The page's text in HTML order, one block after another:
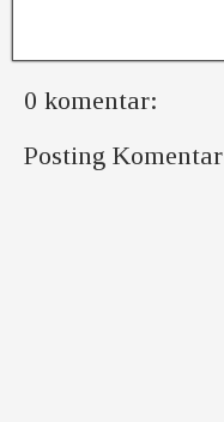
0 komentar:
Posting Komentar